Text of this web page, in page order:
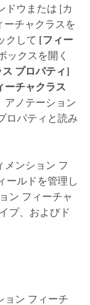
ドウまたは [カ
ーチャクラスを
クして [フィー
ックスを開く
プロパティ]
ーチャクラス
アノテーション
ロパティと読み
メンション フ
ールドを管理し
ン フィーチャ
プ、およびド
ョン フィーチ